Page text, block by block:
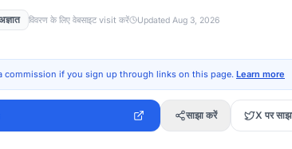
विवरण के लिए वेबसाइट visit करें Updated Aug 3, 2026
commission if you sign up through links on this page. Learn more
साझा करें X पर